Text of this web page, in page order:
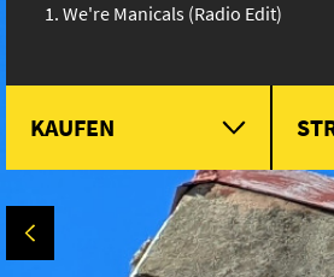
We're Manicals (Radio Edit)
KAUFEN